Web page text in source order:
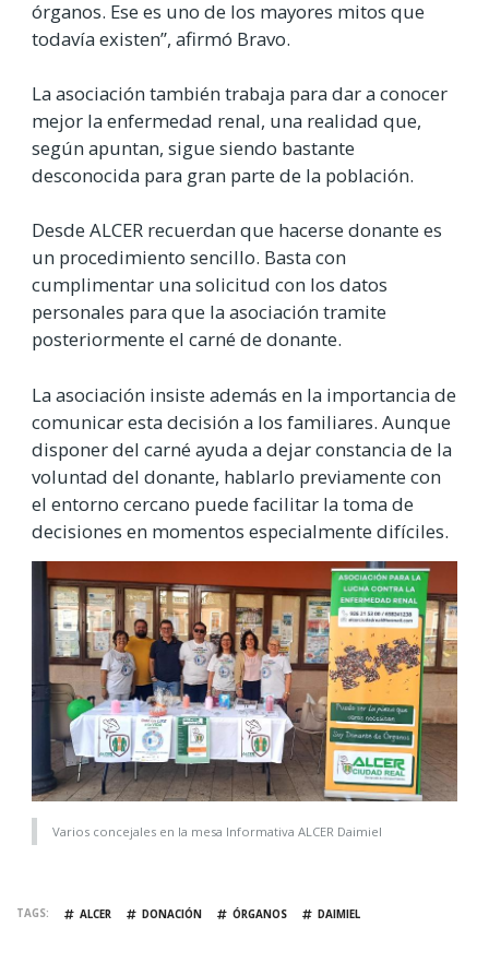
órganos. Ese es uno de los mayores mitos que
todavía existen”, afirmó Bravo.
La asociación también trabaja para dar a conocer
mejor la enfermedad renal, una realidad que,
según apuntan, sigue siendo bastante
desconocida para gran parte de la población.
Desde ALCER recuerdan que hacerse donante es
un procedimiento sencillo. Basta con
cumplimentar una solicitud con los datos
personales para que la asociación tramite
posteriormente el carné de donante.
La asociación insiste además en la importancia de
comunicar esta decisión a los familiares. Aunque
disponer del carné ayuda a dejar constancia de la
voluntad del donante, hablarlo previamente con
el entorno cercano puede facilitar la toma de
decisiones en momentos especialmente difíciles.
Varios concejales en la mesa Informativa ALCER Daimiel
TAGS ALCER DONACIÓN ÓRGANOS DAIMIEL